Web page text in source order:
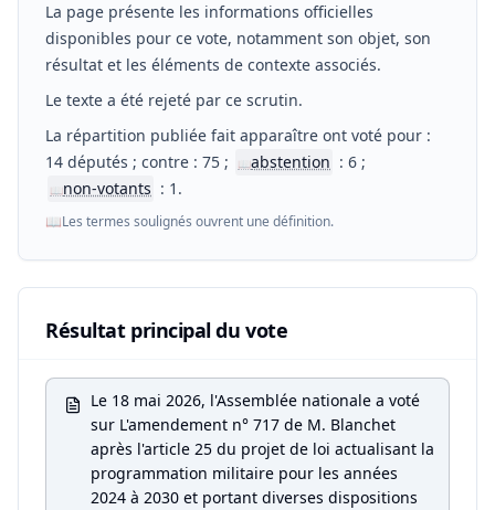
La page présente les informations officielles
disponibles pour ce vote, notamment son objet, son
résultat et les éléments de contexte associés.
Le texte a été rejeté par ce scrutin.
La répartition publiée fait apparaître ont voté pour :
14 députés ; contre : 75 ;
📖abstention : 6 ;
📖non-votants : 1.
📖Les termes soulignés ouvrent une définition.
Résultat principal du vote
Le 18 mai 2026, l'Assemblée nationale a voté
sur L'amendement n° 717 de M. Blanchet
après l'article 25 du projet de loi actualisant la
programmation militaire pour les années
2024 à 2030 et portant diverses dispositions